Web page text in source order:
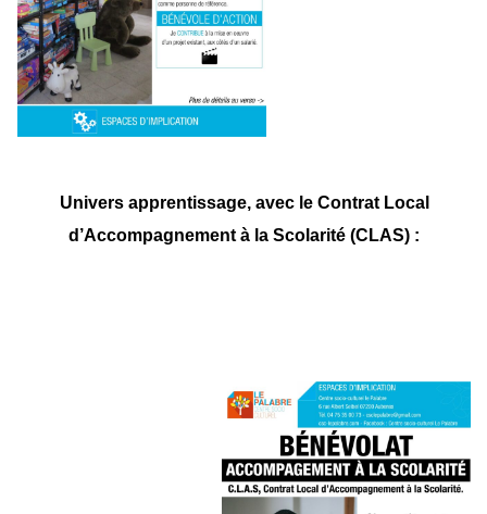
Univers apprentissage, avec le Contrat Local
d’Accompagnement à la Scolarité (CLAS) :